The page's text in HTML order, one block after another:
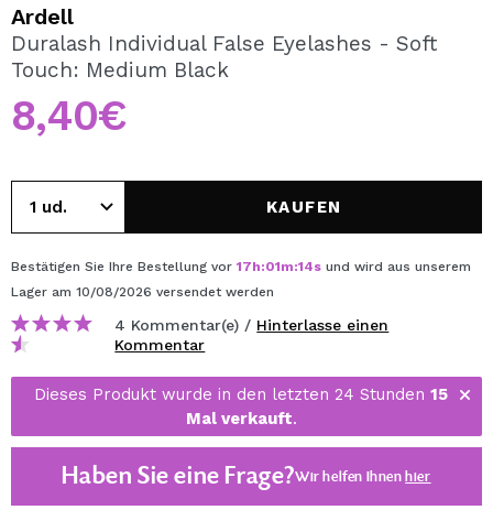
REGISTRIEREN
Durch die Erstellung eines Kontos bei Maquillalia.de
können Sie Ihre Einkäufe schnell tätigen, den Status Ihrer
Bestellungen überprüfen und Ihre bisherigen Vorgänge
einsehen.
BENUTZERKONTO ERSTELLEN
Ardell
Duralash Individual False Eyelashes - Soft
Touch: Medium Black
8,40€
KAUFEN
Bestätigen Sie Ihre Bestellung vor 17h:01m:14s und wird aus unserem
Lager am 10/08/2026 versendet werden
4 Kommentar(e) / Hinterlasse einen
Kommentar
Dieses Produkt wurde in den letzten 24 Stunden 15
Mal verkauft.
Haben Sie eine Frage?Wir helfen Ihnenhier